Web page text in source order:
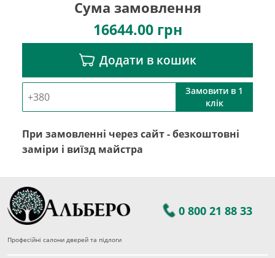
Сума замовлення
16644.00грн
Додати в кошик
Замовити в 1
клік
При замовленні через сайт - безкоштовні
заміри і виїзд майстра
0 800 21 88 33
Професійні салони дверей та підлоги